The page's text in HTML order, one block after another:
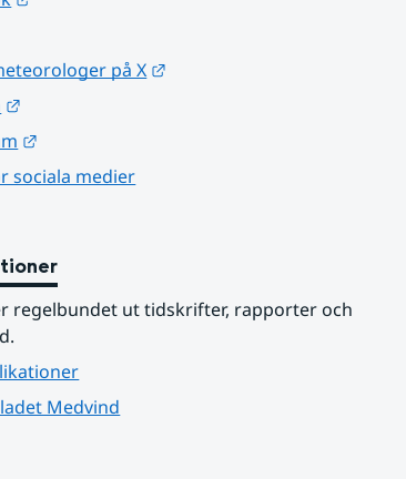
på X
sociala medier
regelbundet ut tidskrifter, rapporter och
Medvind